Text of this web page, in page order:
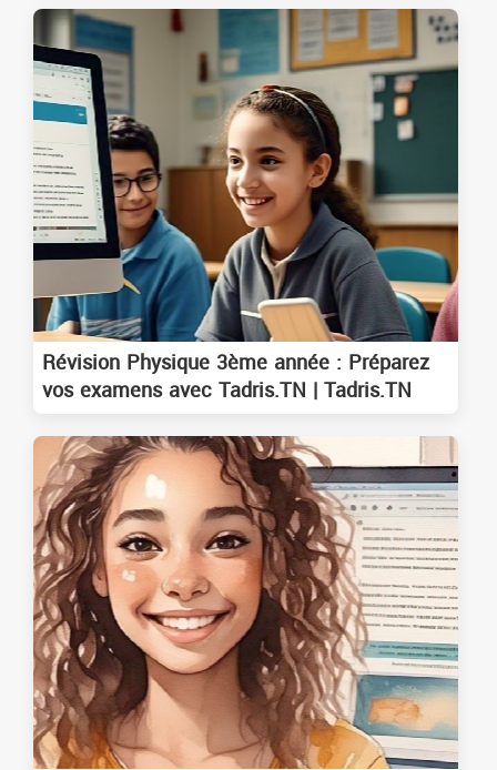
Révision Physique 3ème année : Préparez
vos examens avec Tadris.TN | Tadris.TN